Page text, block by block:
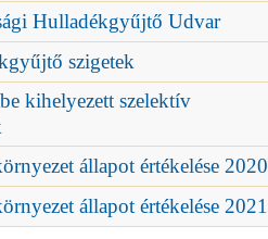
Hulladékgyűjtő Udvar
szigetek
kihelyezett szelektív
állapot értékelése 2020
állapot értékelése 2021